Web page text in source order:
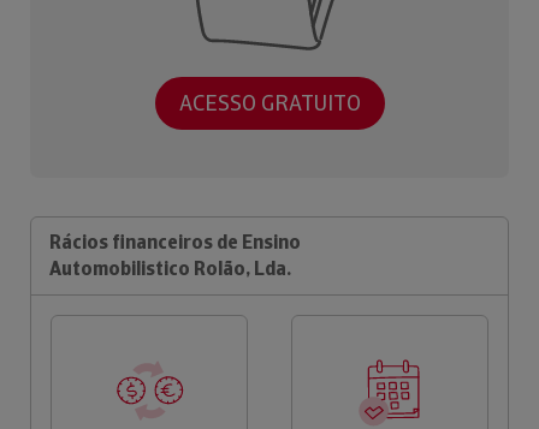
ACESSO GRATUITO
Rácios financeiros de Ensino
Automobilistico Rolão, Lda.